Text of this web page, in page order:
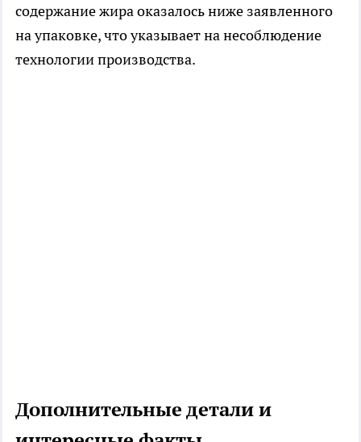
содержание жира оказалось ниже заявленного
на упаковке, что указывает на несоблюдение
технологии производства.
Дополнительные детали и